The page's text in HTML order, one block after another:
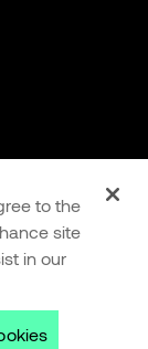
to the
site
in our